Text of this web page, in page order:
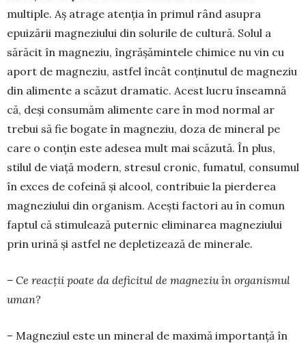
multiple. Aș atrage atenția în primul rând asupra
epuizării magneziului din solurile de cultură. Solul a
sărăcit în magneziu, îngrășămintele chimice nu vin cu
aport de magneziu, astfel încât conținutul de magneziu
din alimente a scăzut dramatic. Acest lucru înseamnă
că, deși consumăm alimente care în mod normal ar
trebui să fie bogate în magneziu, doza de mineral pe
care o conțin este adesea mult mai scăzută. În plus,
stilul de viață modern, stresul cronic, fumatul, consumul
în exces de cofeină și alcool, contribuie la pierderea
magneziului din organism. Acești factori au în comun
faptul că stimulează puternic eliminarea magneziului
prin urină și astfel ne depletizează de minerale.
– Ce reacții poate da deficitul de magneziu în organismul
uman?
– Magneziul este un mineral de maximă importanță în